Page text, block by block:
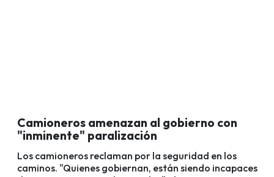
Camioneros amenazan al gobierno con
"inminente" paralización
Los camioneros reclaman por la seguridad en los
caminos. "Quienes gobiernan, están siendo incapaces